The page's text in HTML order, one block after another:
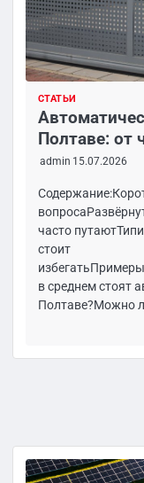
СТАТЬИ
Полтаве: от
admin 15.07.2026
часто
стоит
в среднем стоят
Полтаве?Можно